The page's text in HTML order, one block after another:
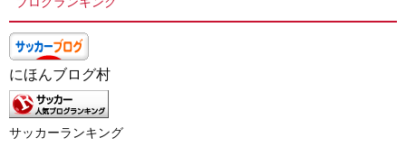
にほんブログ村
サッカーランキング